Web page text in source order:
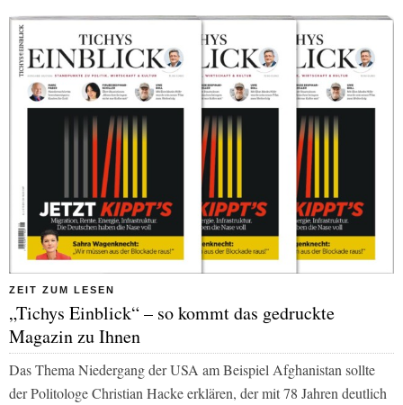
ZEIT ZUM LESEN
„Tichys Einblick“ – so kommt das gedruckte
Magazin zu Ihnen
Das Thema Niedergang der USA am Beispiel Afghanistan sollte
der Politologe Christian Hacke erklären, der mit 78 Jahren deutlich